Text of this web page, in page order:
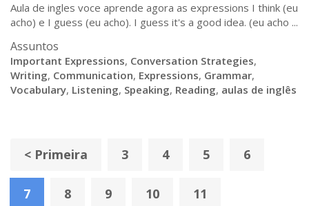
Aula de ingles voce aprende agora as expressions I think (eu
acho) e I guess (eu acho). I guess it's a good idea. (eu acho ...
Assuntos
Important Expressions, Conversation Strategies,
Writing, Communication, Expressions, Grammar,
Vocabulary, Listening, Speaking, Reading, aulas de inglês
< Primeira 3 4 5 6
7 8 9 10 11